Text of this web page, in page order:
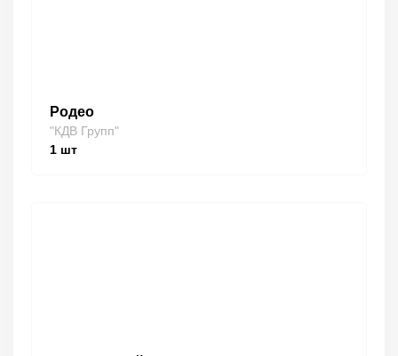
Родео
"КДВ Групп"
1 шт